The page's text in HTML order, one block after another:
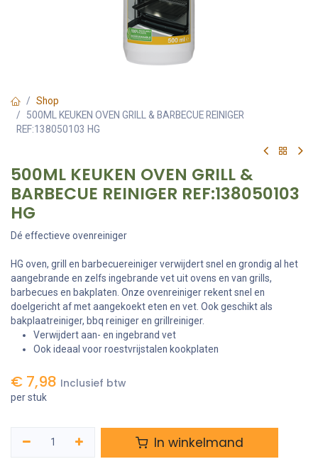
Shop
500ML KEUKEN OVEN GRILL & BARBECUE REINIGER
REF:138050103 HG
500ML KEUKEN OVEN GRILL &
BARBECUE REINIGER REF:138050103
HG
Dé effectieve ovenreiniger
HG oven, grill en barbecuereiniger verwijdert snel en grondig al het
aangebrande en zelfs ingebrande vet uit ovens en van grills,
barbecues en bakplaten. Onze ovenreiniger rekent snel en
doelgericht af met aangekoekt eten en vet. Ook geschikt als
bakplaatreiniger, bbq reiniger en grillreiniger.
Verwijdert aan- en ingebrand vet
Ook ideaal voor roestvrijstalen kookplaten
€ 7,98 Inclusief btw
per stuk
In winkelmand